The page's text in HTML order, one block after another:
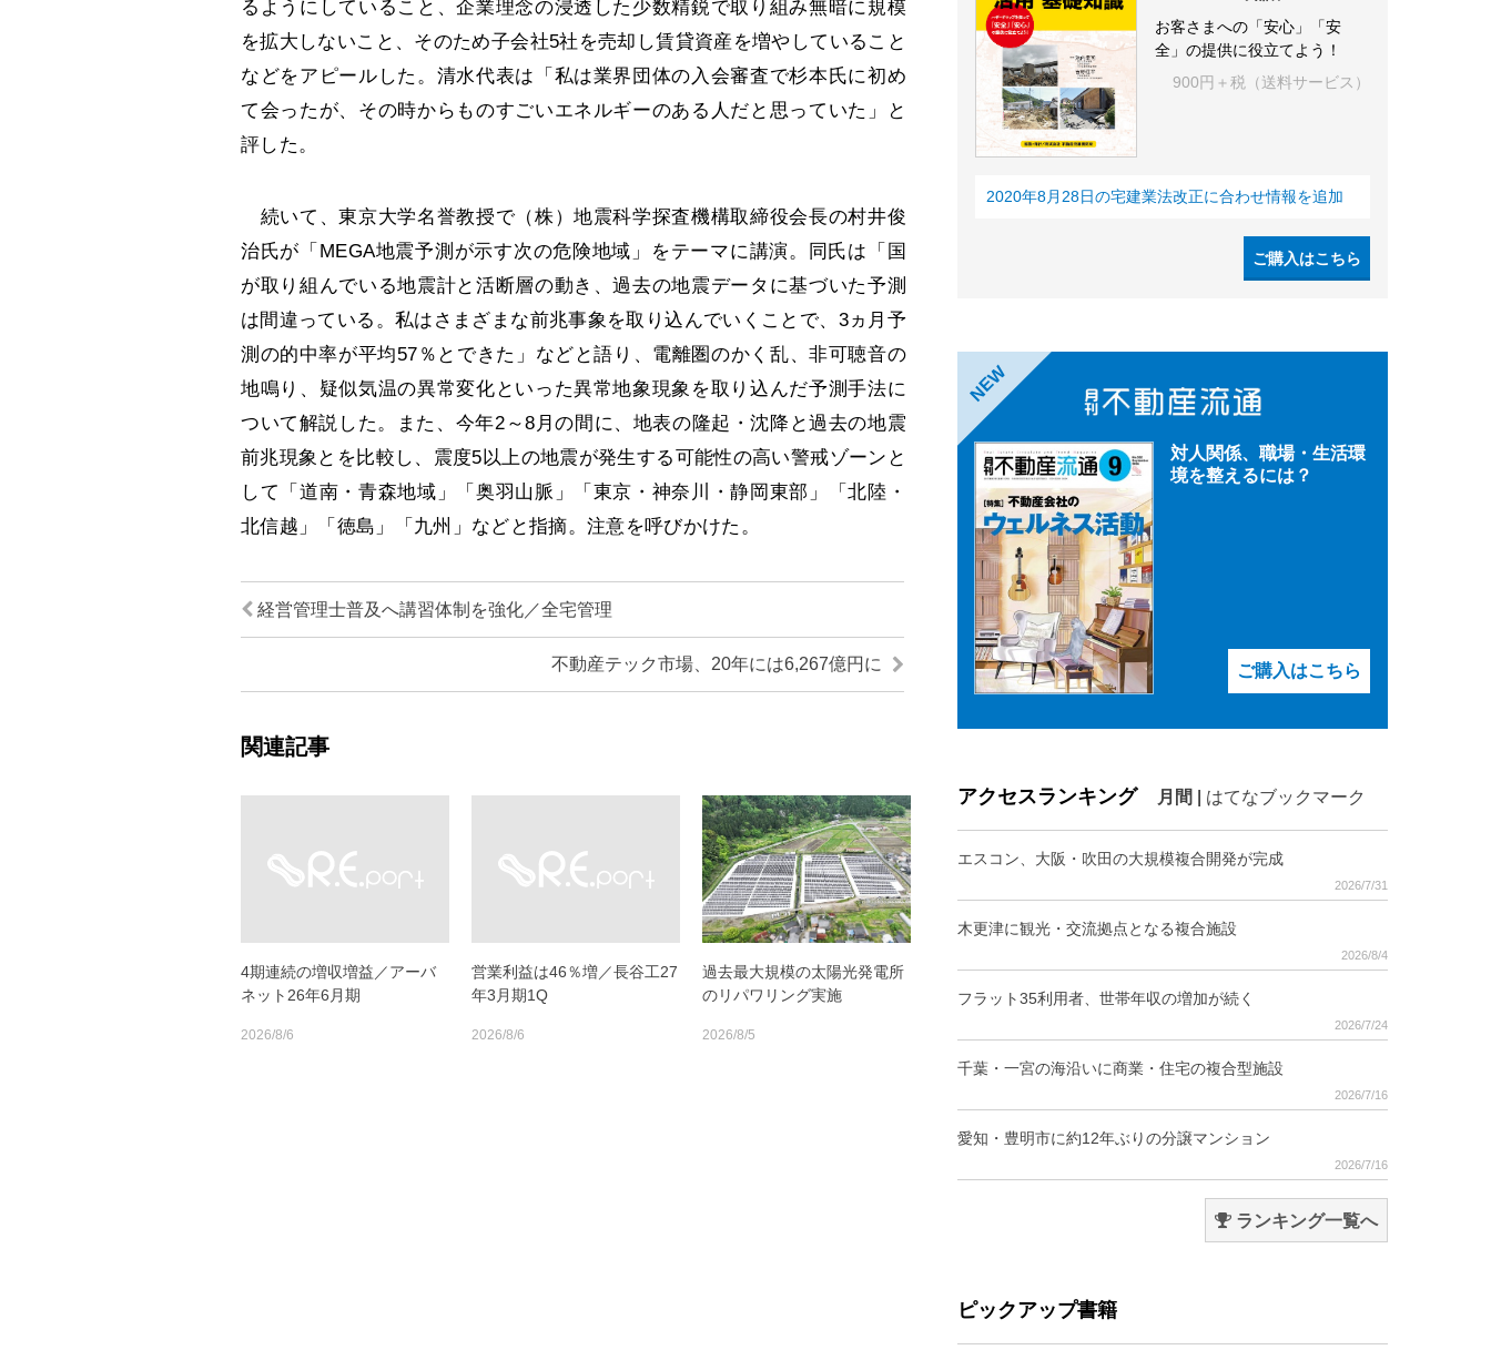
るようにしていること、企業理念の浸透した少数精鋭で取り組み無暗に規模
を拡大しないこと、そのため子会社5社を売却し賃貸資産を増やしていること
などをアピールした。清水代表は「私は業界団体の入会審査で杉本氏に初め
て会ったが、その時からものすごいエネルギーのある人だと思っていた」と
評した。
続いて、東京大学名誉教授で（株）地震科学探査機構取締役会長の村井俊
治氏が「MEGA地震予測が示す次の危険地域」をテーマに講演。同氏は「国
が取り組んでいる地震計と活断層の動き、過去の地震データに基づいた予測
は間違っている。私はさまざまな前兆事象を取り込んでいくことで、3ヵ月予
測の的中率が平均57％とできた」などと語り、電離圏のかく乱、非可聴音の
地鳴り、疑似気温の異常変化といった異常地象現象を取り込んだ予測手法に
ついて解説した。また、今年2～8月の間に、地表の隆起・沈降と過去の地震
前兆現象とを比較し、震度5以上の地震が発生する可能性の高い警戒ゾーンと
して「道南・青森地域」「奥羽山脈」「東京・神奈川・静岡東部」「北陸・
北信越」「徳島」「九州」などと指摘。注意を呼びかけた。
経営管理士普及へ講習体制を強化／全宅管理
不動産テック市場、20年には6,267億円に
関連記事
4期連続の増収増益／アーバ
ネット26年6月期
2026/8/6
営業利益は46％増／長谷工27
年3月期1Q
2026/8/6
過去最大規模の太陽光発電所
のリパワリング実施
2026/8/5
お客さまへの「安心」「安
全」の提供に役立てよう！
900円＋税（送料サービス）
2020年8月28日の宅建業法改正に合わせ情報を追加
ご購入はこちら
NEW
対人関係、職場・生活環
境を整えるには？
ご購入はこちら
アクセスランキング 月間 はてなブックマーク
エスコン、大阪・吹田の大規模複合開発が完成
2026/7/31
木更津に観光・交流拠点となる複合施設
2026/8/4
フラット35利用者、世帯年収の増加が続く
2026/7/24
千葉・一宮の海沿いに商業・住宅の複合型施設
2026/7/16
愛知・豊明市に約12年ぶりの分譲マンション
2026/7/16
ランキング一覧へ
ピックアップ書籍